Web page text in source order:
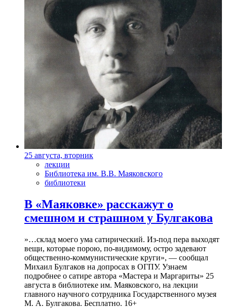
25 августа, вторник
лекции
Библиотека им. В.В. Маяковского
библиотеки
В «Маяковке» расскажут о
смешном и страшном у Булгакова
»…склад моего ума сатирический. Из-под пера выходят
вещи, которые порою, по-видимому, остро задевают
общественно-коммунистические круги», — сообщал
Михаил Булгаков на допросах в ОГПУ. Узнаем
подробнее о сатире автора «Мастера и Маргариты» 25
августа в библиотеке им. Маяковского, на лекции
главного научного сотрудника Государственного музея
М. А. Булгакова. Бесплатно. 16+